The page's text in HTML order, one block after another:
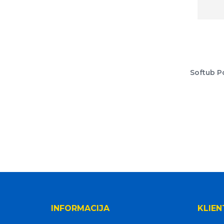
Softub
INFORMACIJA